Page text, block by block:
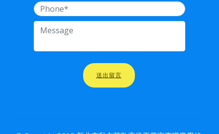
送出留言